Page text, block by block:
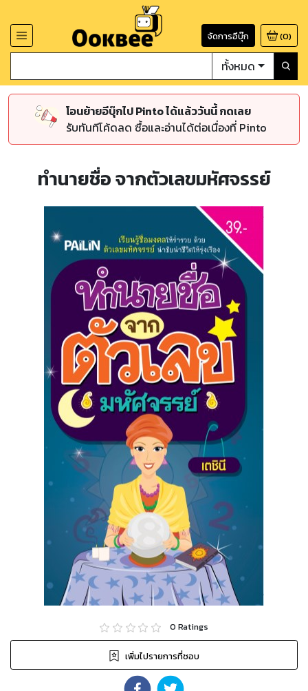
จัดการอีบุ๊ก (0)
ทั้งหมด
โอนย้ายอีบุ๊กไป Pinto ได้แล้ววันนี้ กดเลย
รับทันทีโค้ดลด ซื้อและอ่านได้ต่อเนื่องที่ Pinto
ทำนายชื่อ จากตัวเลขมหัศจรรย์
0 Ratings
เพิ่มไปรายการที่ชอบ